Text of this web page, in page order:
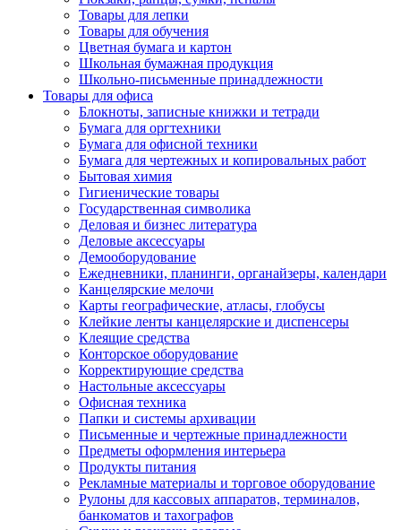
Товары для лепки
Товары для обучения
Цветная бумага и картон
Школьная бумажная продукция
Школьно-письменные принадлежности
Товары для офиса
Блокноты, записные книжки и тетради
Бумага для оргтехники
Бумага для офисной техники
Бумага для чертежных и копировальных работ
Бытовая химия
Гигиенические товары
Государственная символика
Деловая и бизнес литература
Деловые аксессуары
Демооборудование
Ежедневники, планинги, органайзеры, календари
Канцелярские мелочи
Карты географические, атласы, глобусы
Клейкие ленты канцелярские и диспенсеры
Клеящие средства
Конторское оборудование
Корректирующие средства
Настольные аксессуары
Офисная техника
Папки и системы архивации
Письменные и чертежные принадлежности
Предметы оформления интерьера
Продукты питания
Рекламные материалы и торговое оборудование
Рулоны для кассовых аппаратов, терминалов,
банкоматов и тахографов